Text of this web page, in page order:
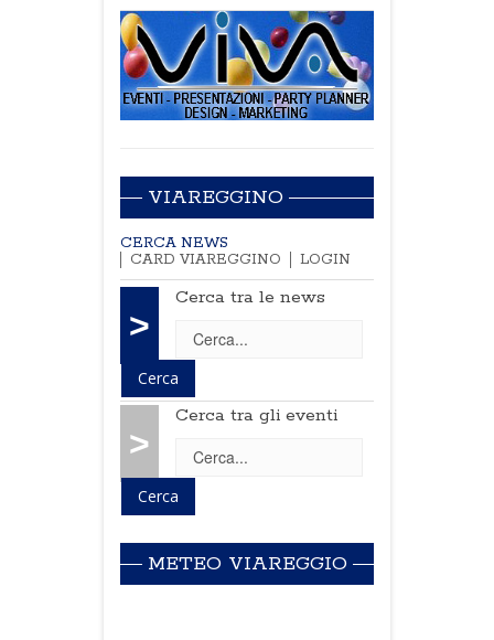
VIAREGGINO
CERCA NEWS
CARD VIAREGGINO
LOGIN
>
Cerca tra le news
>
Cerca tra gli eventi
METEO VIAREGGIO